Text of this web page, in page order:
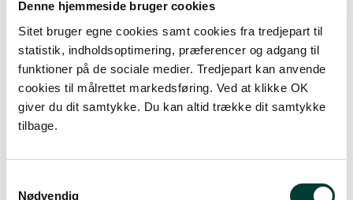
Denne hjemmeside bruger cookies
Sitet bruger egne cookies samt cookies fra tredjepart til
statistik, indholdsoptimering, præferencer og adgang til
funktioner på de sociale medier. Tredjepart kan anvende
cookies til målrettet markedsføring. Ved at klikke OK
giver du dit samtykke. Du kan altid trække dit samtykke
tilbage.
Nødvendig
+
–